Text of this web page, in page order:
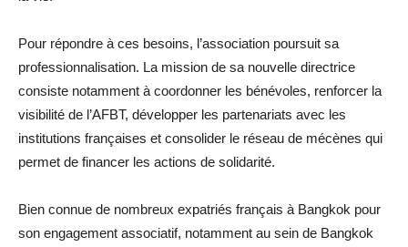
Pour répondre à ces besoins, l’association poursuit sa
professionnalisation. La mission de sa nouvelle directrice
consiste notamment à coordonner les bénévoles, renforcer la
visibilité de l’AFBT, développer les partenariats avec les
institutions françaises et consolider le réseau de mécènes qui
permet de financer les actions de solidarité.
Bien connue de nombreux expatriés français à Bangkok pour
son engagement associatif, notamment au sein de Bangkok